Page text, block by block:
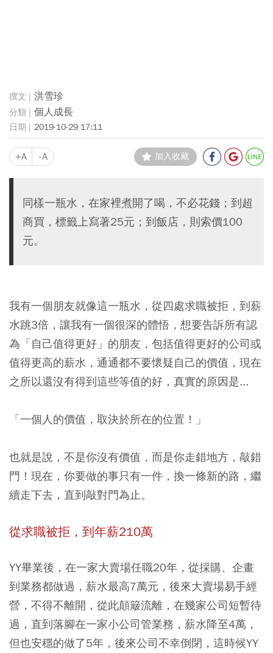
洪雪珍
個人成長
2019-10-29 17:11
+A -A 加入收藏
同樣一瓶水，在家裡煮開了喝，不必花錢；到超
商買，標籤上寫著25元；到飯店，則索價100
元。
我有一個朋友就像這一瓶水，從四處求職被拒，到薪
水跳3倍，讓我有一個很深的體悟，想要告訴所有認
為「自己值得更好」的朋友，包括值得更好的公司或
值得更高的薪水，通通都不要懷疑自己的價值，現在
之所以還沒有得到這些等值的好，真實的原因是...
「一個人的價值，取決於所在的位置！」
也就是說，不是你沒有價值，而是你走錯地方，敲錯
門！現在，你要做的事只有一件，換一條新的路，繼
續走下去，直到敲對門為止。
從求職被拒，到年薪210萬
YY畢業後，在一家大賣場任職20年，從採購、企畫
到業務都做過，薪水最高7萬元，後來大賣場易手經
營，不得不離開，從此顛簸流離，在幾家公司短暫待
過，直到落腳在一家小公司管業務，薪水降至4萬，
但也安穩的做了5年，後來公司不幸倒閉，這時候YY